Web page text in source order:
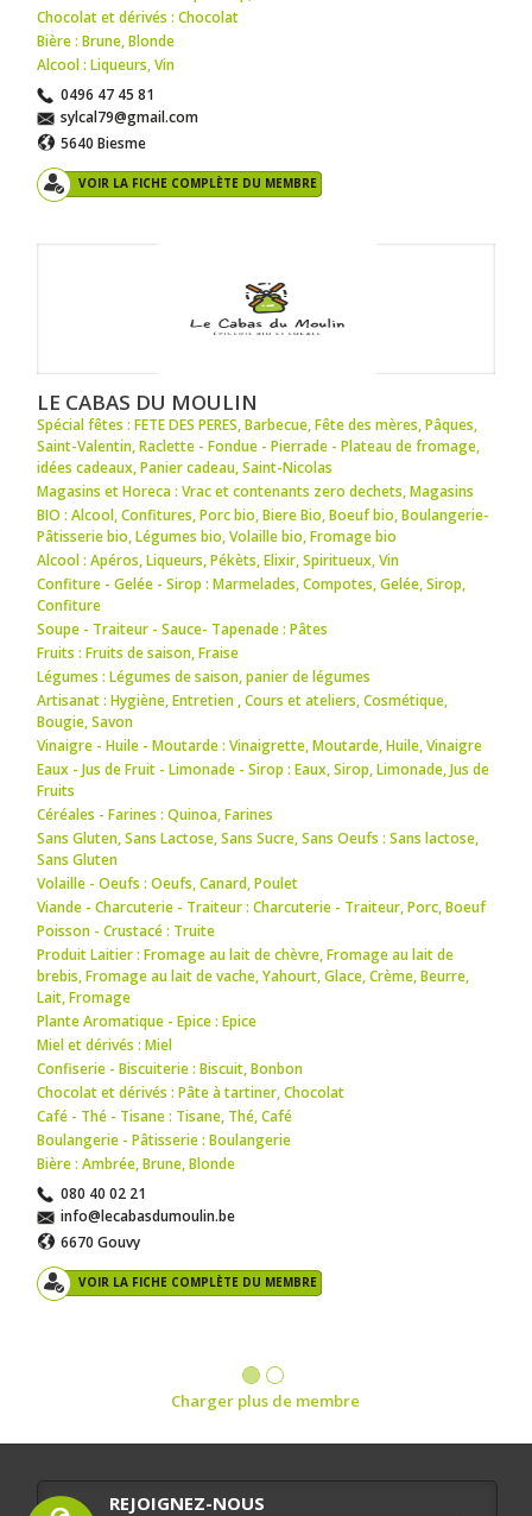
Chocolat et dérivés : Chocolat
Bière : Brune,Blonde
Alcool : Liqueurs,Vin
0496 47 45 81
sylcal79@gmail.com
5640 Biesme
VOIR LA FICHE COMPLÈTE DU MEMBRE
LE CABAS DU MOULIN
Spécial fêtes : FETE DES PERES,Barbecue,Fête des mères,Pâques,
Saint-Valentin,Raclette - Fondue - Pierrade - Plateau de fromage,
idées cadeaux,Panier cadeau,Saint-Nicolas
Magasins et Horeca : Vrac et contenants zero dechets,Magasins
BIO : Alcool,Confitures,Porc bio,Biere Bio,Boeuf bio,Boulangerie-
Pâtisserie bio,Légumes bio,Volaille bio,Fromage bio
Alcool : Apéros,Liqueurs,Pékèts,Elixir,Spiritueux,Vin
Confiture - Gelée - Sirop : Marmelades,Compotes,Gelée,Sirop,
Confiture
Soupe - Traiteur - Sauce- Tapenade : Pâtes
Fruits : Fruits de saison,Fraise
Légumes : Légumes de saison,panier de légumes
Artisanat : Hygiène,Entretien ,Cours et ateliers,Cosmétique,
Bougie,Savon
Vinaigre - Huile - Moutarde : Vinaigrette,Moutarde,Huile,Vinaigre
Eaux - Jus de Fruit - Limonade - Sirop : Eaux,Sirop,Limonade,Jus de
Fruits
Céréales - Farines : Quinoa,Farines
Sans Gluten, Sans Lactose, Sans Sucre, Sans Oeufs : Sans lactose,
Sans Gluten
Volaille - Oeufs : Oeufs,Canard,Poulet
Viande - Charcuterie - Traiteur : Charcuterie - Traiteur,Porc,Boeuf
Poisson - Crustacé : Truite
Produit Laitier : Fromage au lait de chèvre,Fromage au lait de
brebis,Fromage au lait de vache,Yahourt,Glace,Crème,Beurre,
Lait,Fromage
Plante Aromatique - Epice : Epice
Miel et dérivés : Miel
Confiserie - Biscuiterie : Biscuit,Bonbon
Chocolat et dérivés : Pâte à tartiner,Chocolat
Café - Thé - Tisane : Tisane, Thé,Café
Boulangerie - Pâtisserie : Boulangerie
Bière : Ambrée,Brune,Blonde
080 40 02 21
info@lecabasdumoulin.be
6670 Gouvy
VOIR LA FICHE COMPLÈTE DU MEMBRE
Charger plus de membre
REJOIGNEZ-NOUS